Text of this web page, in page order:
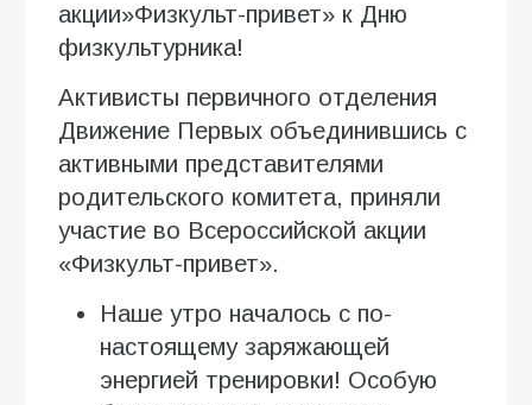
акции»Физкульт-привет» к Дню
физкультурника!
Активисты первичного отделения
Движение Первых объединившись с
активными представителями
родительского комитета, приняли
участие во Всероссийской акции
«Физкульт-привет».
Наше утро началось с по-
настоящему заряжающей
энергией тренировки! Особую